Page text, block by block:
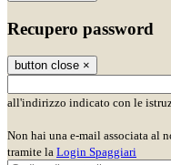
Recupero password
button close ×
all'indirizzo indicato con le
Non hai una e-mail associata al
tramite la Login Spaggiari